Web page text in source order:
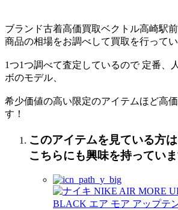
ブランド古着高価買取ベクトル高崎駅前
商品の相場をお調べして買取を行ってい
1つ1つ調べて査定しているので 定番、
ボのモデル、
希少価値の高い限定のアイテムほど高
す！
このアイテムを見ている方
こちらにも興味を持ってい